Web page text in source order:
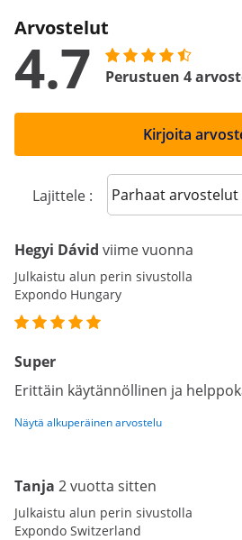
Arvostelut
4.7 Perustuen 4
Kirjoita
Lajittele : Sort reviews
Hegyi Dávid viime vuonna
Julkaistu alun perin sivustolla
Expondo Hungary
Super
Erittäin käytännöllinen ja
Näytä alkuperäinen arvostelu
Tanja 2 vuotta sitten
Julkaistu alun perin sivustolla
Expondo Switzerland